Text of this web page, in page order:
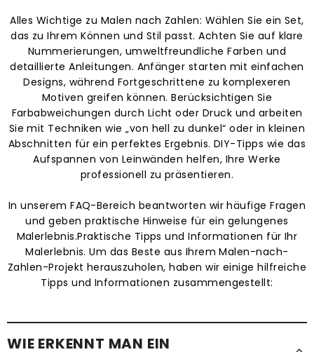
Alles Wichtige zu Malen nach Zahlen: Wählen Sie ein Set,
das zu Ihrem Können und Stil passt. Achten Sie auf klare
Nummerierungen, umweltfreundliche Farben und
detaillierte Anleitungen. Anfänger starten mit einfachen
Designs, während Fortgeschrittene zu komplexeren
Motiven greifen können. Berücksichtigen Sie
Farbabweichungen durch Licht oder Druck und arbeiten
Sie mit Techniken wie „von hell zu dunkel“ oder in kleinen
Abschnitten für ein perfektes Ergebnis. DIY-Tipps wie das
Aufspannen von Leinwänden helfen, Ihre Werke
professionell zu präsentieren.
In unserem FAQ-Bereich beantworten wir häufige Fragen
und geben praktische Hinweise für ein gelungenes
Malerlebnis.Praktische Tipps und Informationen für Ihr
Malerlebnis. Um das Beste aus Ihrem Malen-nach-
Zahlen-Projekt herauszuholen, haben wir einige hilfreiche
Tipps und Informationen zusammengestellt:
WIE ERKENNT MAN EIN